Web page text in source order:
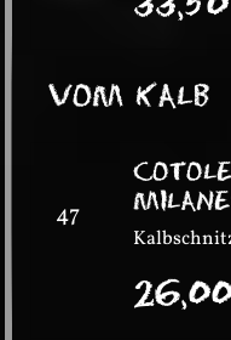
VOM KALB
47